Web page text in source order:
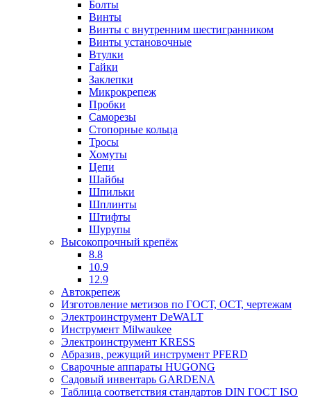
Болты
Винты
Винты с внутренним шестигранником
Винты установочные
Втулки
Гайки
Заклепки
Микрокрепеж
Пробки
Саморезы
Стопорные кольца
Тросы
Хомуты
Цепи
Шайбы
Шпильки
Шплинты
Штифты
Шурупы
Высокопрочный крепёж
8.8
10.9
12.9
Автокрепеж
Изготовление метизов по ГОСТ, ОСТ, чертежам
Электроинструмент DeWALT
Инструмент Milwaukee
Электроинструмент KRESS
Абразив, режущий инструмент PFERD
Сварочные аппараты HUGONG
Садовый инвентарь GARDENA
Таблица соответствия стандартов DIN ГОСТ ISO